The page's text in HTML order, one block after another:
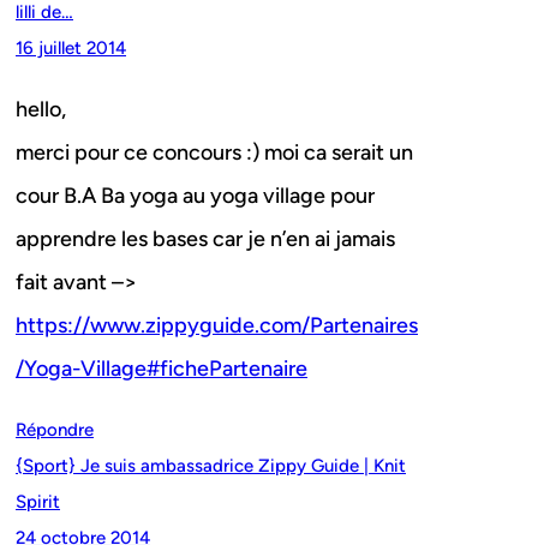
lilli de…
16 juillet 2014
hello,
merci pour ce concours :) moi ca serait un
cour B.A Ba yoga au yoga village pour
apprendre les bases car je n’en ai jamais
fait avant –>
https://www.zippyguide.com/Partenaires
/Yoga-Village#fichePartenaire
Répondre
{Sport} Je suis ambassadrice Zippy Guide | Knit
Spirit
24 octobre 2014